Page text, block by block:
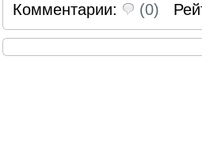
Комментарии: (0)